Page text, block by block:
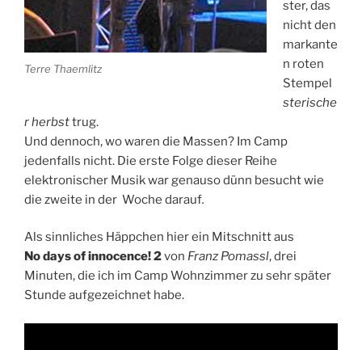
Terre Thaemlitz
ster, das
nicht den
markante
n roten
Stempel
sterische
r herbsttrug.
Und dennoch, wo waren die Massen? Im Camp
jedenfalls nicht. Die erste Folge dieser Reihe
elektronischer Musik war genauso dünn besucht wie
die zweite in der Woche darauf.
Als sinnliches Häppchen hier ein Mitschnitt aus
No days of innocence! 2von Franz Pomassl, drei
Minuten, die ich im Camp Wohnzimmer zu sehr später
Stunde aufgezeichnet habe.